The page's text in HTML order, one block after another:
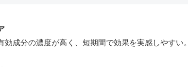
成分の濃度が高く、短期間で効果を実感しやすい。